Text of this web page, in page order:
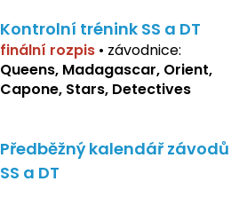
Kontrolní trénink SS a DT
finální rozpis • závodnice:
Queens, Madagascar, Orient,
Capone, Stars, Detectives
Předběžný kalendář závodů
SS a DT